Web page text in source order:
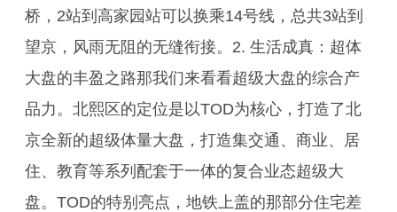
桥，2站到高家园站可以换乘14号线，总共3站到
望京，风雨无阻的无缝衔接。2. 生活成真：超体
大盘的丰盈之路那我们来看看超级大盘的综合产
品力。北熙区的定位是以TOD为核心，打造了北
京全新的超级体量大盘，打造集交通、商业、居
住、教育等系列配套于一体的复合业态超级大
盘。TOD的特别亮点，地铁上盖的那部分住宅差